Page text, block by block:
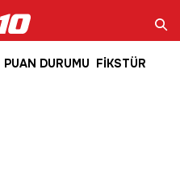
PUAN DURUMU FİKSTÜRAra